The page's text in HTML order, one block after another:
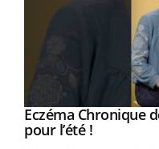
Youtube
Eczéma Chronique
pour l’été !Youtube